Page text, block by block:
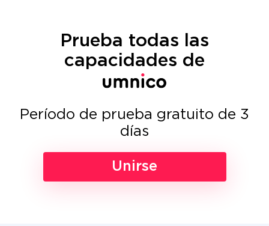
Prueba todas las
capacidades de
Período de prueba gratuito de 3
días
Unirse